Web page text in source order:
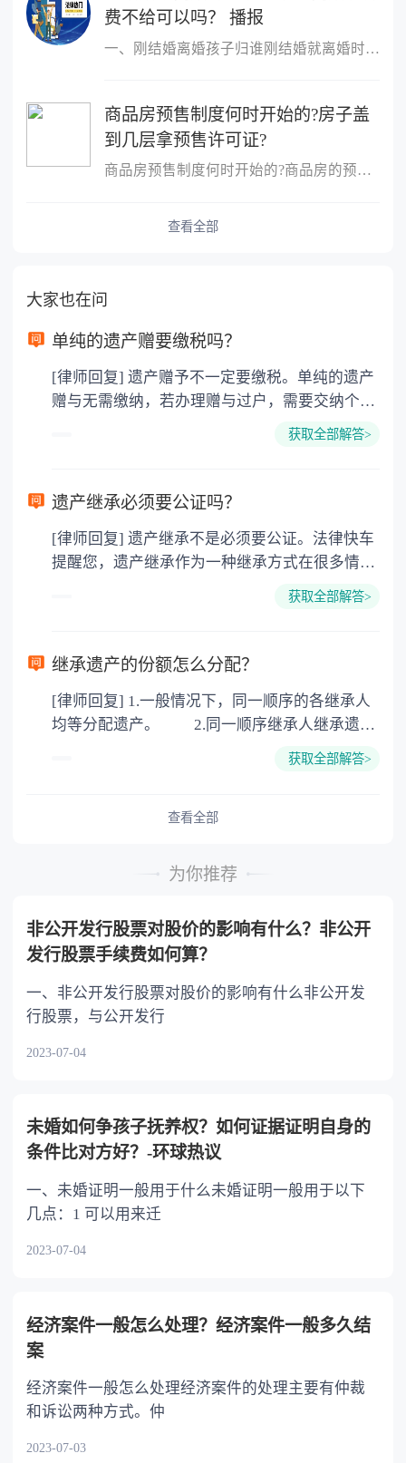
费不给可以吗？ 播报
一、刚结婚离婚孩子归谁刚结婚就离婚时判定孩子的扶养人，需要分情
商品房预售制度何时开始的?房子盖
到几层拿预售许可证?
商品房预售制度何时开始的?商品房的预售制度是在1953年,由香港的霍
查看全部
大家也在问
单纯的遗产赠要缴税吗？
[律师回复] 遗产赠予不一定要缴税。单纯的遗产
赠与无需缴纳，若办理赠与过户，需要交纳个人
所得税、契税和公证费。赠与过户是没有增值税
要缴纳公证费，具体如下： 1. 公证费：按房
3. 印花税：按房屋评估价的0.05%缴纳 4. 土
地增值税：按房价1%缴纳 5. 房屋产权登记费：
获取全部解答>
遗产继承必须要公证吗？
[律师回复] 遗产继承不是必须要公证。法律快车
提醒您，遗产继承作为一种继承方式在很多情况
下都是不需要公证的，当然，如果需要公正的也
以防对财产继承发生纠纷，可以对遗产继承进行
公证。
获取全部解答>
继承遗产的份额怎么分配？
[律师回复] 1.一般情况下，同一顺序的各继承人
均等分配遗产。 2.同一顺序继承人继承遗产
或者与被继承人共同生活的继承人，分配遗产
的继承人，不尽扶养义务的，分配遗产时，应当
获取全部解答>
查看全部
为你推荐
非公开发行股票对股价的影响有什么？非公开
发行股票手续费如何算？
一、非公开发行股票对股价的影响有什么非公开发
行股票，与公开发行
2023-07-04
未婚如何争孩子抚养权？如何证据证明自身的
条件比对方好？-环球热议
一、未婚证明一般用于什么未婚证明一般用于以下
几点：1 可以用来迁
2023-07-04
经济案件一般怎么处理？经济案件一般多久结
案
经济案件一般怎么处理经济案件的处理主要有仲裁
和诉讼两种方式。仲
2023-07-03